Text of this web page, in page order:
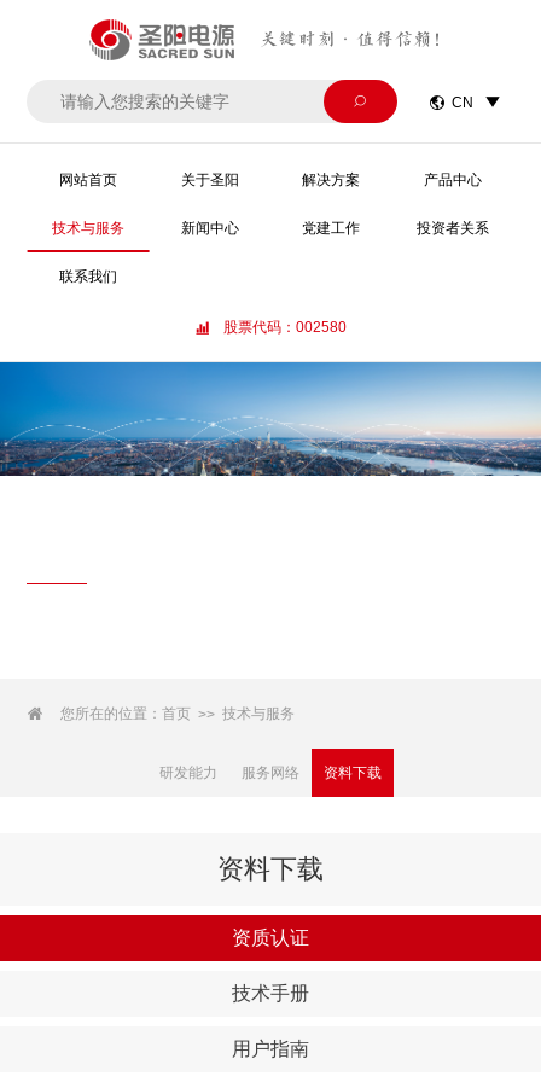
关键时刻·值得信赖！
  CN 
网站首页 关于圣阳 解决方案 产品中心
技术与服务 新闻中心 党建工作 投资者关系
联系我们
 股票代码：002580
 您所在的位置：首页 >> 技术与服务
研发能力 服务网络 资料下载
资料下载
资质认证
技术手册
用户指南